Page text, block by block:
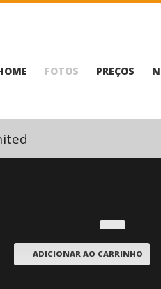
FOTOS PREÇOS
ADICIONAR AO CARRINHO